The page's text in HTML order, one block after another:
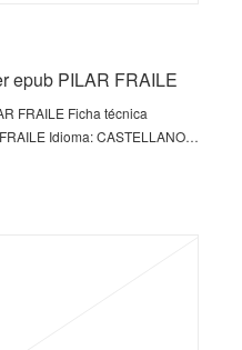
epub PILAR FRAILE
FRAILE Ficha técnica
Idioma: CASTELLANO…